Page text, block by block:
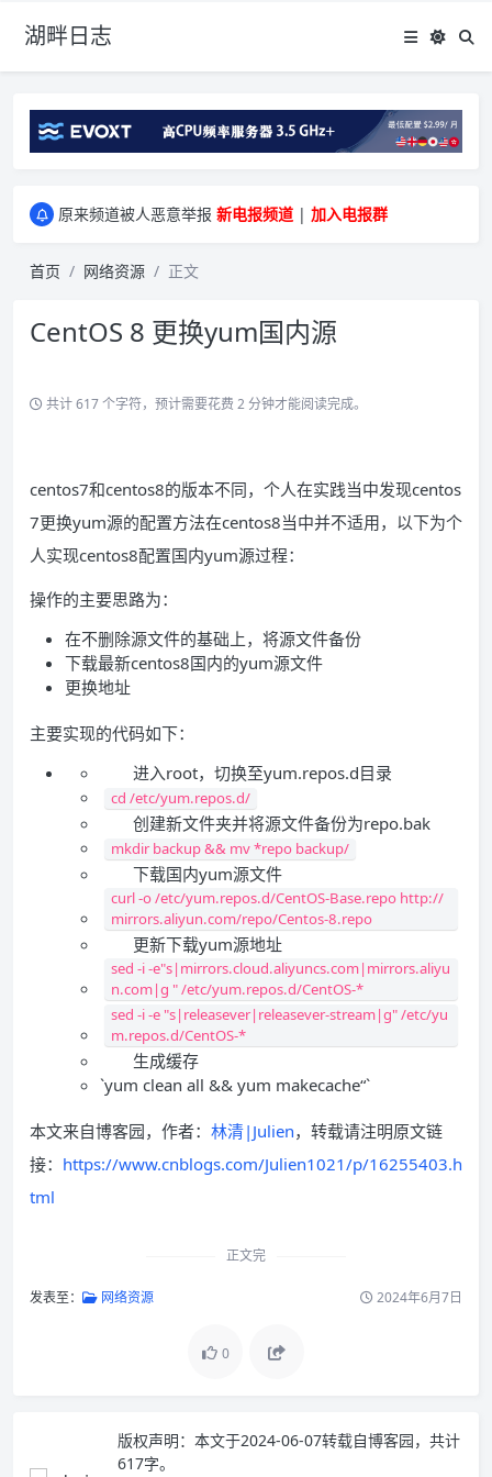
湖畔日志
greenwebpage|香港|日本|新加坡|美国等多地vps测评|移动直连|1Gbps带宽|年付€29
原来频道被人恶意举报 新电报频道 | 加入电报群
首页 网络资源 正文
CentOS 8 更换yum国内源
共计 617 个字符，预计需要花费 2 分钟才能阅读完成。
centos7和centos8的版本不同，个人在实践当中发现centos
7更换yum源的配置方法在centos8当中并不适用，以下为个
人实现centos8配置国内yum源过程：
操作的主要思路为：
在不删除源文件的基础上，将源文件备份
下载最新centos8国内的yum源文件
更换地址
主要实现的代码如下：
进入root，切换至yum.repos.d目录
cd /etc/yum.repos.d/
创建新文件夹并将源文件备份为repo.bak
mkdir backup && mv *repo backup/
下载国内yum源文件
curl -o /etc/yum.repos.d/CentOS-Base.repo http://
mirrors.aliyun.com/repo/Centos-8.repo
更新下载yum源地址
sed -i -e"s|mirrors.cloud.aliyuncs.com|mirrors.aliyu
n.com|g " /etc/yum.repos.d/CentOS-*
sed -i -e "s|releasever|releasever-stream|g" /etc/yu
m.repos.d/CentOS-*
生成缓存
`yum clean all && yum makecache“`
本文来自博客园，作者： 林清|Julien，转载请注明原文链
接： https://www.cnblogs.com/Julien1021/p/16255403.h
tml
正文完
发表至： 网络资源 2024年6月7日
0
版权声明： 本文于2024-06-07转载自博客园，共计
617字。